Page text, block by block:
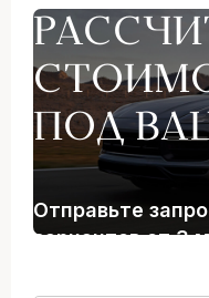
ПОД
Отправьте
вариантов от 3